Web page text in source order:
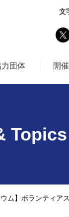
団体 開
文
Topics
ム】ボランティア